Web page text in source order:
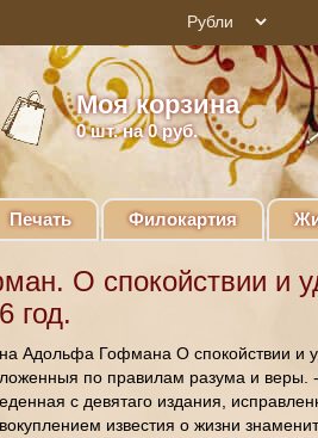
Моя корзина
0шт. на 0 руб.
Печать Филокартия
О спокойствии и
год.
Адольфа Гофмана О спокойствии и
по правилам разума и веры.
с девятаго издания,
известия о жизни